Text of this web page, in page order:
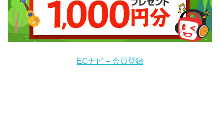
ECナビ – 会員登録